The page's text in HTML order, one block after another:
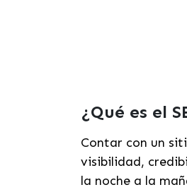
¿Qué es el
Contar con un
visibilidad,
la noche a la